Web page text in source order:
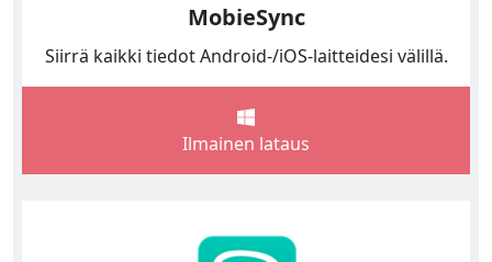
MobieSync
Siirrä kaikki tiedot Android-/iOS-laitteidesi välillä.
Ilmainen lataus